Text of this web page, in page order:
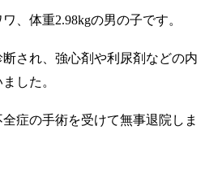
、体重2.98kgの男の子です。
され、強心剤や利尿剤などの内
した。
症の手術を受けて無事退院しま